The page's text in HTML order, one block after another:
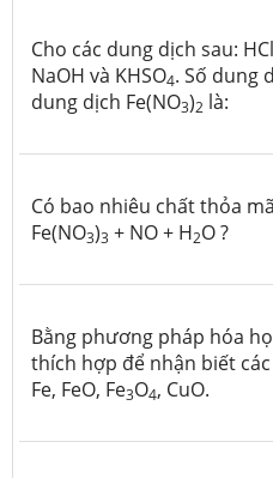
Cho các dung dịch sau:
NaOH và KHSO4. Số dung
dung dịch Fe(NO3)2 là:
Có bao nhiêu chất thỏa
Fe(NO3)3 + NO + H2O ?
Bằng phương pháp hóa
thích hợp để nhận biết
Fe, FeO, Fe3O4, CuO.